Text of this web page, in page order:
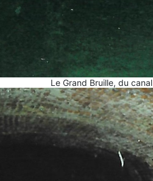
Le Grand Bruille, du